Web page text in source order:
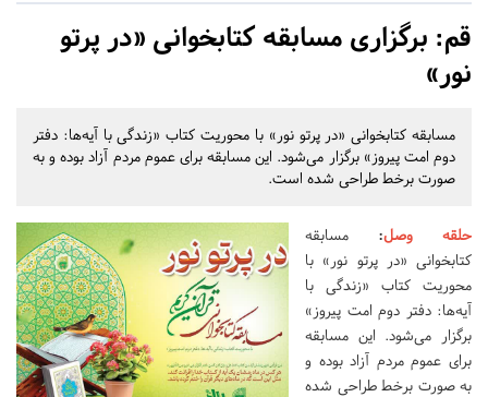
قم: برگزاری مسابقه کتابخوانی «در پرتو
نور»
مسابقه کتابخوانی «در پرتو نور» با محوریت کتاب «زندگی با آیه‌ها: دفتر
دوم امت پیروز» برگزار می‌شود. این مسابقه برای عموم مردم آزاد بوده و به
صورت برخط طراحی شده است.
حلقه وصل: مسابقه
کتابخوانی «در پرتو نور» با
محوریت کتاب «زندگی با
آیه‌ها: دفتر دوم امت پیروز»
برگزار می‌شود. این مسابقه
برای عموم مردم آزاد بوده و
به صورت برخط طراحی شده